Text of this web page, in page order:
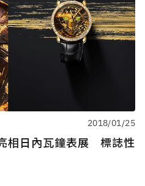
2018/01/25
相日內瓦鐘表展 標誌性